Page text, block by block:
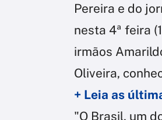
Pereira e do
nesta 4ª feira
irmãos
Oliveira,
+ Leia as
"O Brasil, um